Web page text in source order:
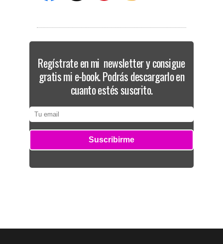
Regístrate en mi newsletter y consigue
gratis mi e-book. Podrás descargarlo en
cuanto estés suscrito.